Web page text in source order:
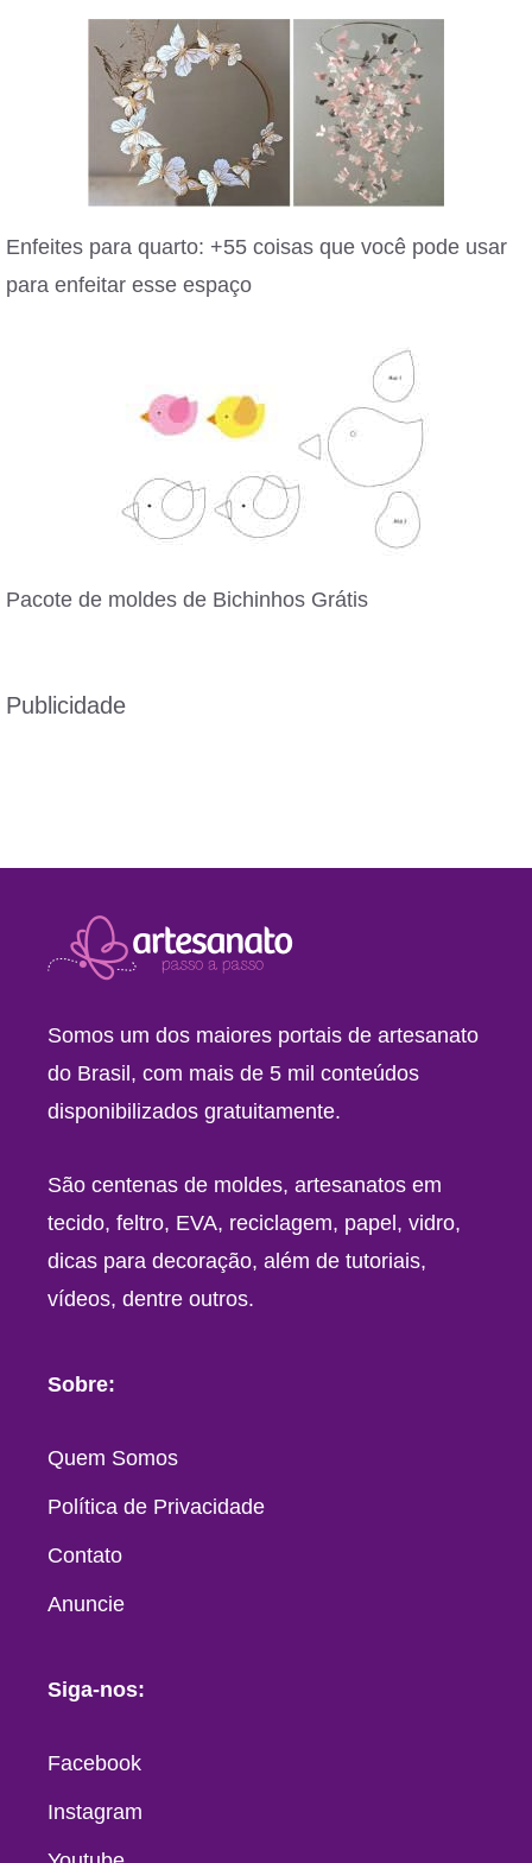
Enfeites para quarto: +55 coisas que você pode usar
para enfeitar esse espaço
Pacote de moldes de Bichinhos Grátis
Publicidade
Somos um dos maiores portais de artesanato
do Brasil, com mais de 5 mil conteúdos
disponibilizados gratuitamente.
São centenas de moldes, artesanatos em
tecido, feltro, EVA, reciclagem, papel, vidro,
dicas para decoração, além de tutoriais,
vídeos, dentre outros.
Sobre:
Quem Somos
Política de Privacidade
Contato
Anuncie
Siga-nos:
Facebook
Instagram